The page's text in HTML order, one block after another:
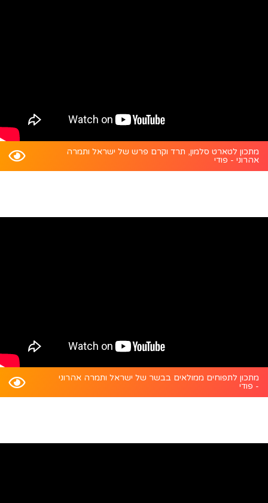
מתכון לטארט סלמון, תרד וקרם פרש של ישראל ותמרה
אהרוני - פודי
מתכון לתפוחים ממולאים בבשר של ישראל ותמרה אהרוני
- פודי